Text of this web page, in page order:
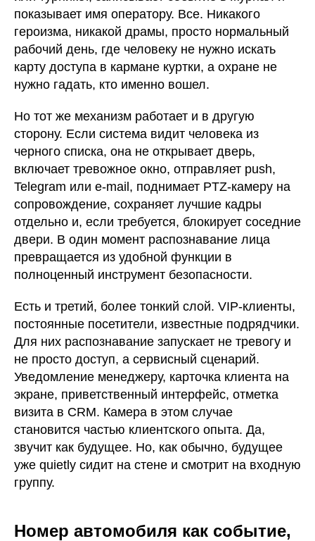
показывает имя оператору. Все. Никакого
героизма, никакой драмы, просто нормальный
рабочий день, где человеку не нужно искать
карту доступа в кармане куртки, а охране не
нужно гадать, кто именно вошел.
Но тот же механизм работает и в другую
сторону. Если система видит человека из
черного списка, она не открывает дверь,
включает тревожное окно, отправляет push,
Telegram или e-mail, поднимает PTZ-камеру на
сопровождение, сохраняет лучшие кадры
отдельно и, если требуется, блокирует соседние
двери. В один момент распознавание лица
превращается из удобной функции в
полноценный инструмент безопасности.
Есть и третий, более тонкий слой. VIP-клиенты,
постоянные посетители, известные подрядчики.
Для них распознавание запускает не тревогу и
не просто доступ, а сервисный сценарий.
Уведомление менеджеру, карточка клиента на
экране, приветственный интерфейс, отметка
визита в CRM. Камера в этом случае
становится частью клиентского опыта. Да,
звучит как будущее. Но, как обычно, будущее
уже quietly сидит на стене и смотрит на входную
группу.
Номер автомобиля как событие,